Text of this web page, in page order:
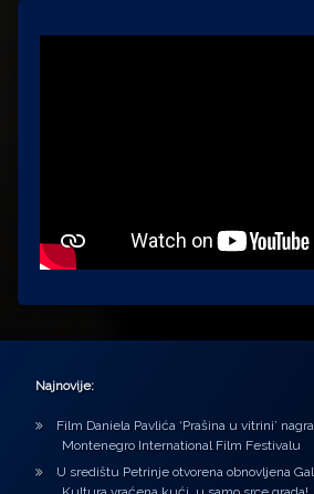
Najnovije:
Film Daniela Pavlića ‘Prašina u vitrini’
Montenegro International Film Festivalu
U središtu Petrinje otvorena obnovljena